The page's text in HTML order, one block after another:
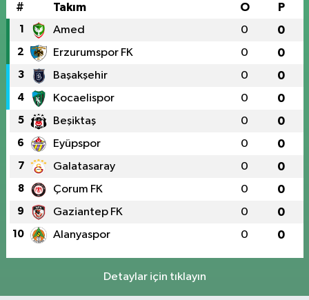
# Takım O P
1 Amed 0 0
2 Erzurumspor FK 0 0
3 Başakşehir 0 0
4 Kocaelispor 0 0
5 Beşiktaş 0 0
6 Eyüpspor 0 0
7 Galatasaray 0 0
8 Çorum FK 0 0
9 Gaziantep FK 0 0
10 Alanyaspor 0 0
Detaylar için tıklayın